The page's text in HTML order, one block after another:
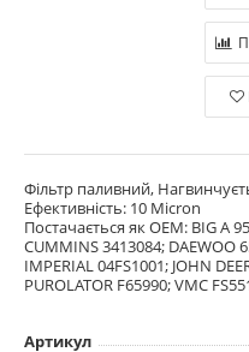
Фільтр паливний,
Ефективність: 10 Micron
Постачається як OEM: BIG A
CUMMINS 3413084; DAEWOO
IMPERIAL 04FS1001; JOHN
PUROLATOR F65990; VMC
Артикул